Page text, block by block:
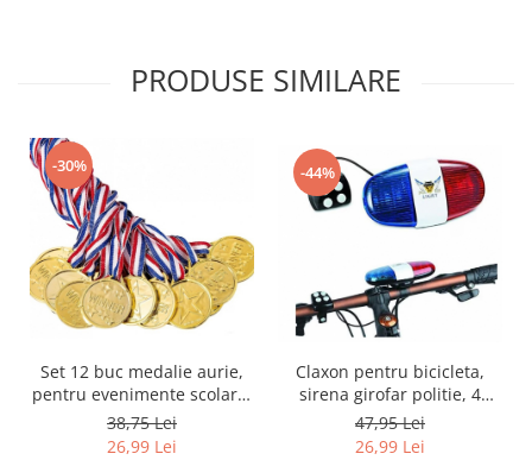
PRODUSE SIMILARE
-30%
Set 12 buc medalie aurie,
pentru evenimente scolare,
concursuri tematice sau
competitii sportive
38,75 Lei
26,99 Lei
-44%
Claxon pentru bicicleta,
sirena girofar politie, 4
sunete
47,95 Lei
26,99 Lei